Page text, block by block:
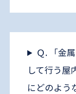
Ｑ. 「金
して行う屋
にどのよう